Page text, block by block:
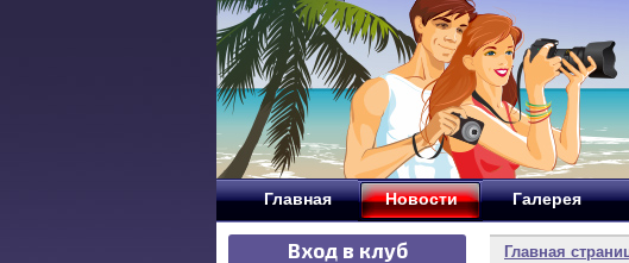
Главная Новости Галерея
Вход в клуб Главная